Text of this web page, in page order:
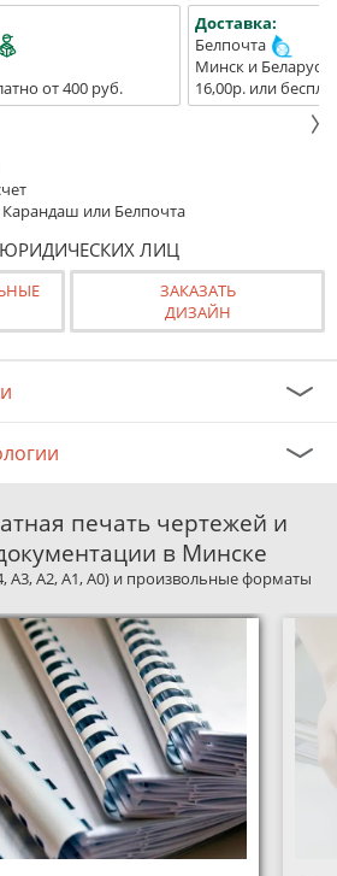
от 400 руб.
Доставка:
Белпочта
Минск и Беларусь
16,00р. или
или Белпочта
ЛИЦ
ЗАКАЗАТЬ
ДИЗАЙН
печать чертежей и
в Минске
А3, А2, А1, А0) и произвольные форматы